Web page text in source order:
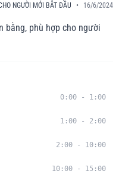
NGƯỜI MỚI BẮT ĐẦU • 16/6/2024
bằng, phù hợp cho người
0:00 - 1:00
1:00 - 2:00
2:00 - 10:00
10:00 - 15:00